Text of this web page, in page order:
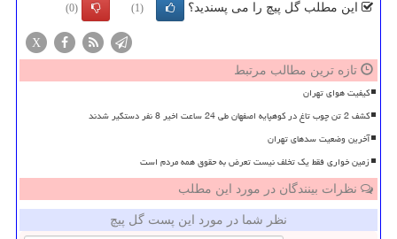
این مطلب گل پیچ را می پسندید؟ (1)
(0)
X
تازه ترین مطالب مرتبط
کیفیت هوای تهران
کشف 2 تن چوب تاغ در کوهپایه اصفهان طی 24 ساعت اخیر 8 نفر دستگیر شدند
آخرین وضعیت سدهای تهران
زمین خواری فقط یک تخلف نیست تعرض به حقوق همه مردم است
نظرات بینندگان در مورد این مطلب
نظر شما در مورد این پست گل پیچ